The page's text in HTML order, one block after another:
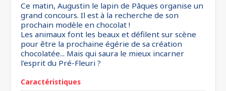
Ce matin, Augustin le lapin de Pâques organise un
grand concours. Il est à la recherche de son
prochain modèle en chocolat !
Les animaux font les beaux et défilent sur scène
pour être la prochaine égérie de sa création
chocolatée... Mais qui saura le mieux incarner
l'esprit du Pré-Fleuri ?
Caractéristiques